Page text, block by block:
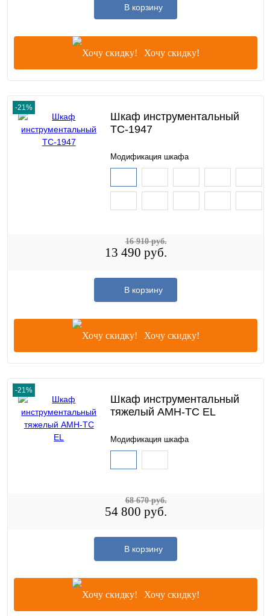
В корзину
Хочу скидку!
-21%
Шкаф инструментальный
TC-1947
Модификация шкафа
13 490 руб.
16 910 руб.
В корзину
Хочу скидку!
-21%
Шкаф инструментальный
тяжелый AMH-TC EL
Модификация шкафа
54 800 руб.
68 670 руб.
В корзину
Хочу скидку!